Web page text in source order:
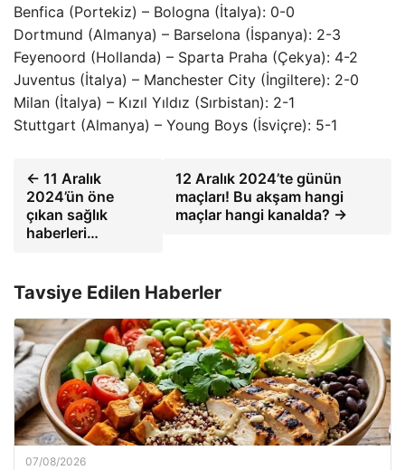
Benfica (Portekiz) – Bologna (İtalya): 0-0
Dortmund (Almanya) – Barselona (İspanya): 2-3
Feyenoord (Hollanda) – Sparta Praha (Çekya): 4-2
Juventus (İtalya) – Manchester City (İngiltere): 2-0
Milan (İtalya) – Kızıl Yıldız (Sırbistan): 2-1
Stuttgart (Almanya) – Young Boys (İsviçre): 5-1
← 11 Aralık
2024’ün öne
çıkan sağlık
haberleri…
12 Aralık 2024’te günün
maçları! Bu akşam hangi
maçlar hangi kanalda? →
Tavsiye Edilen Haberler
07/08/2026